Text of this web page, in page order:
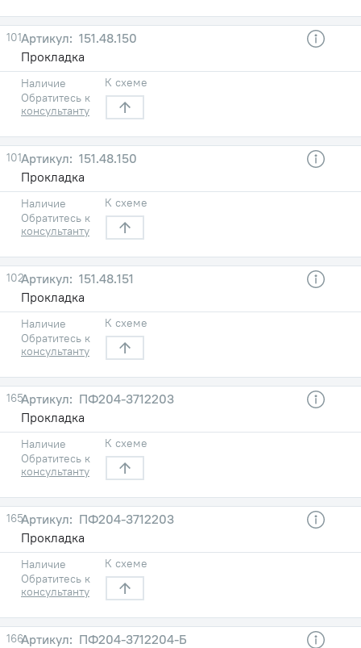
101
151.48.150
Прокладка
Наличие
Обратитесь к
консультанту
К схеме
101
151.48.150
Прокладка
Наличие
Обратитесь к
консультанту
К схеме
102
151.48.151
Прокладка
Наличие
Обратитесь к
консультанту
К схеме
165
ПФ204-3712203
Прокладка
Наличие
Обратитесь к
консультанту
К схеме
165
ПФ204-3712203
Прокладка
Наличие
Обратитесь к
консультанту
К схеме
166
ПФ204-3712204-Б